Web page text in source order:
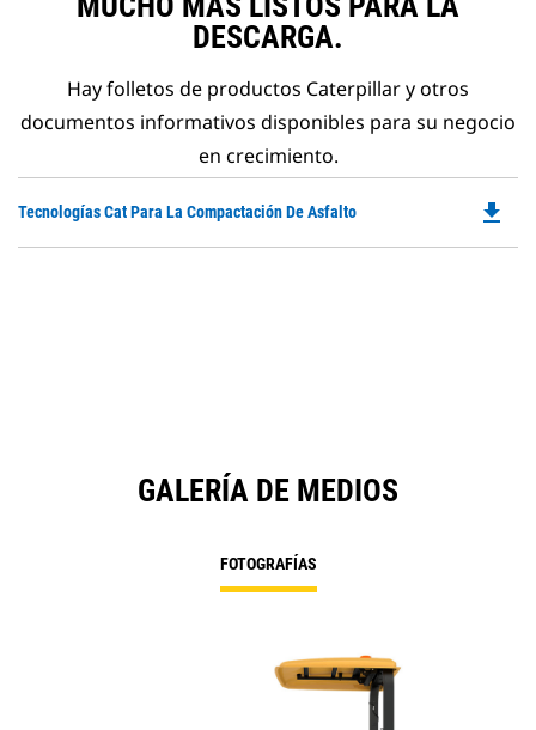
DESCARGA.
Hay folletos de productos Caterpillar y otros
documentos informativos disponibles para su negocio
en crecimiento.
Tecnologías Cat Para La Compactación De Asfalto file_download
GALERÍA DE MEDIOS
FOTOGRAFÍAS